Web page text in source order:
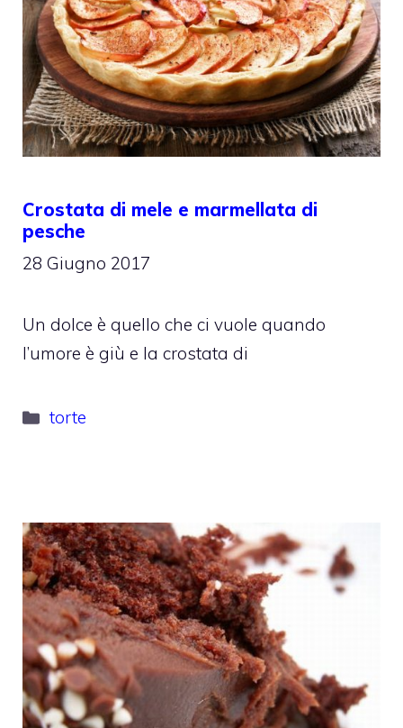
Crostata di mele e marmellata di
pesche
28 Giugno 2017
Un dolce è quello che ci vuole quando
l’umore è giù e la crostata di
Categorie
torte